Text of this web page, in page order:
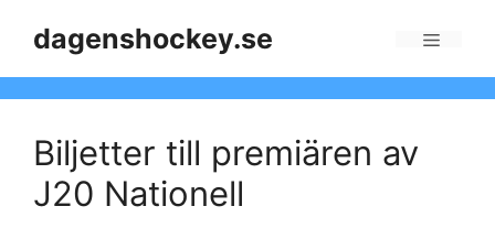
dagenshockey.se
Biljetter till premiären av
J20 Nationell